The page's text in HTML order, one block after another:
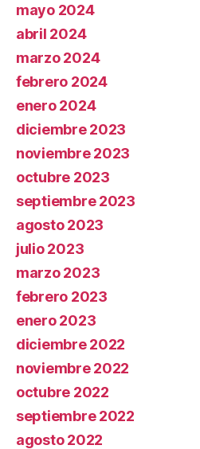
mayo 2024
abril 2024
marzo 2024
febrero 2024
enero 2024
diciembre 2023
noviembre 2023
octubre 2023
septiembre 2023
agosto 2023
julio 2023
marzo 2023
febrero 2023
enero 2023
diciembre 2022
noviembre 2022
octubre 2022
septiembre 2022
agosto 2022